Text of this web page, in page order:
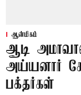
ஆன்மிகம்
ஆடி
அய்யனார்
பக்தர்கள்